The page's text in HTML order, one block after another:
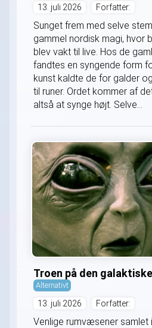
13. juli 2026 Forfatter:
Sunget frem med selve
gammel nordisk magi, hvor
blev vakt til live. Hos de
fandtes en syngende form
kunst kaldte de for galder
til runer. Ordet kommer af
altså at synge højt. Selve...
Troen på den
Alternativt
13. juli 2026 Forfatter:
Venlige rumvæsener samlet